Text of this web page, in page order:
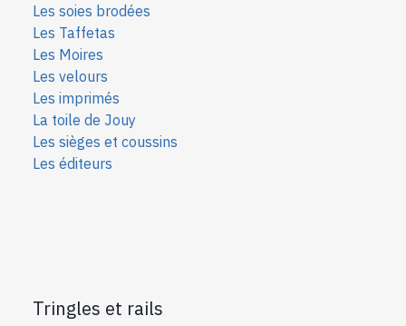
Les soies brodées
Les Taffetas
Les Moires
Les velours
Les imprimés
La toile de Jouy
Les sièges et coussins
Les éditeurs
Tringles et rails